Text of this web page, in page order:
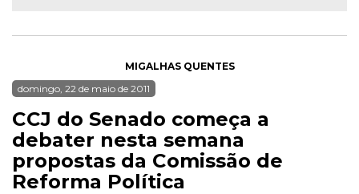
MIGALHAS QUENTES
domingo, 22 de maio de 2011
CCJ do Senado começa a
debater nesta semana
propostas da Comissão de
Reforma Política